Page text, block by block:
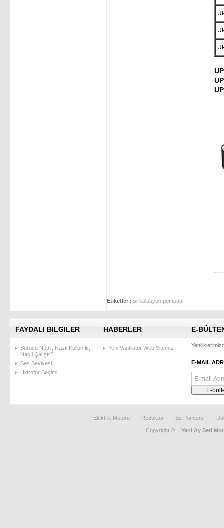
Etiketler : sirkulasyon pompasi
FAYDALI BILGILER
Sürücü Nedir, Nasıl Kullanılır,
Nasıl Çalışır?
Ses Seviyesi
Hidrofor Seçimi
HABERLER
Yeni Vantilatör Web Sitemiz
E-
E-MAIL
Elektrik Motoru Redüktör Su Pompası
Copyright © Yeni Ay Seri